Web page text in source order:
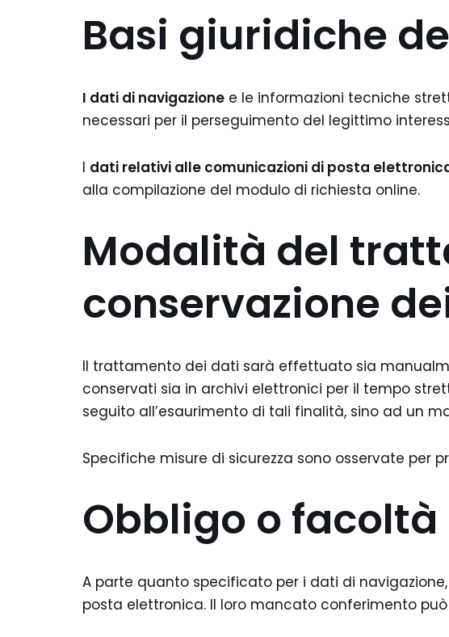
Basi giuridiche
I dati di navigazione e le informazioni tecniche
necessari per il perseguimento del legittimo
I dati relativi alle comunicazioni di posta
alla compilazione del modulo di richiesta online.
Modalità del
conservazione
Il trattamento dei dati sarà effettuato sia
conservati sia in archivi elettronici per il tempo
seguito all’esaurimento di tali finalità, sino ad un
Specifiche misure di sicurezza sono osservate per
Obbligo o
A parte quanto specificato per i dati di
posta elettronica. Il loro mancato conferimento